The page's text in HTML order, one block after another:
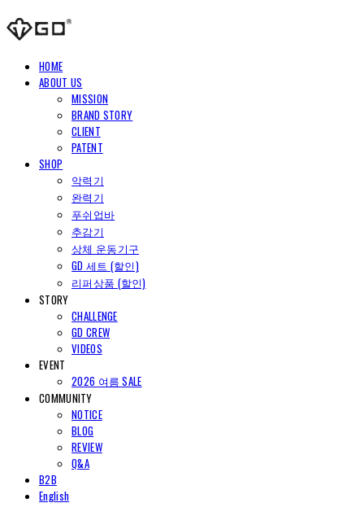
HOME
ABOUT US
MISSION
BRAND STORY
CLIENT
PATENT
SHOP
악력기
완력기
푸쉬업바
추감기
상체 운동기구
GD 세트 (할인)
리퍼상품 (할인)
STORY
CHALLENGE
GD CREW
VIDEOS
EVENT
2026 여름 SALE
COMMUNITY
NOTICE
BLOG
REVIEW
Q&A
B2B
English